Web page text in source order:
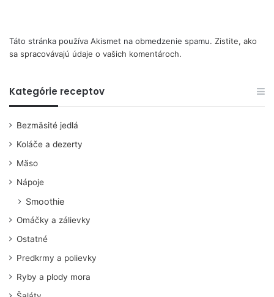
Táto stránka používa Akismet na obmedzenie spamu. Zistite, ako
sa spracovávajú údaje o vašich komentároch.
Kategórie receptov
Bezmäsité jedlá
Koláče a dezerty
Mäso
Nápoje
Smoothie
Omáčky a zálievky
Ostatné
Predkrmy a polievky
Ryby a plody mora